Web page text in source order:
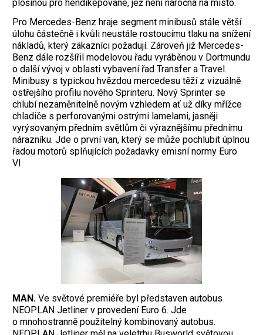
plošinou pro hendikepované, jež není náročná na místo.
Pro Mercedes-Benz hraje segment minibusů stále větší
úlohu částečně i kvůli neustále rostoucímu tlaku na snížení
nákladů, který zákazníci požadují. Zároveň již Mercedes-
Benz dále rozšířil modelovou řadu vyráběnou v Dortmundu
o další vývoj v oblasti vybavení řad Transfer a Travel.
Minibusy s typickou hvězdou mercedesu těží z vizuálně
ostřejšího profilu nového Sprinteru. Nový Sprinter se
chlubí nezaměnitelně novým vzhledem ať už díky mřížce
chladiče s perforovanými ostrými lamelami, jasněji
vyrýsovaným předním světlům či výraznějšímu přednímu
nárazníku. Jde o první van, který se může pochlubit úplnou
řadou motorů splňujících požadavky emisní normy Euro
VI.
MAN. Ve světové premiéře byl představen autobus
NEOPLAN Jetliner v provedení Euro 6. Jde
o mnohostranně použitelný kombinovaný autobus.